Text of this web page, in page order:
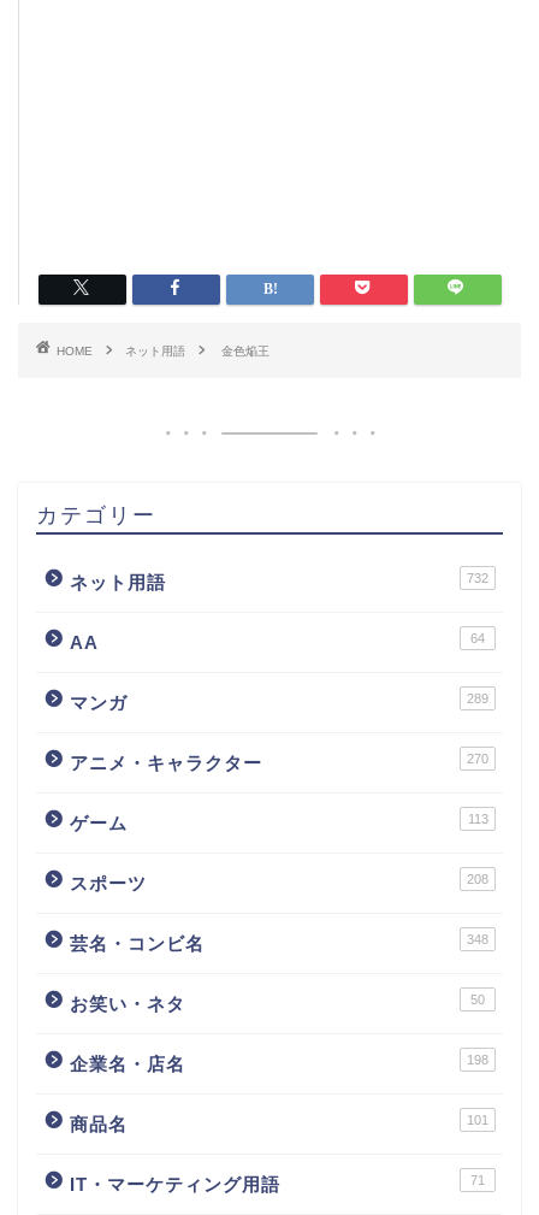
HOME ネット用語 金色焔王
カテゴリー
ネット用語 732
AA 64
マンガ 289
アニメ・キャラクター 270
ゲーム 113
スポーツ 208
芸名・コンビ名 348
お笑い・ネタ 50
企業名・店名 198
商品名 101
IT・マーケティング用語 71